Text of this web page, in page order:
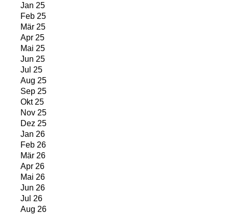
Jan 25
Feb 25
Mär 25
Apr 25
Mai 25
Jun 25
Jul 25
Aug 25
Sep 25
Okt 25
Nov 25
Dez 25
Jan 26
Feb 26
Mär 26
Apr 26
Mai 26
Jun 26
Jul 26
Aug 26